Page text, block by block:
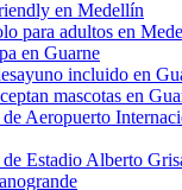
en Medellín
para adultos en
en Guarne
incluido en
mascotas en
Aeropuerto
Estadio Alberto